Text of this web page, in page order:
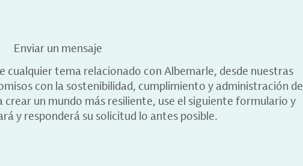
Enviar un mensaje
cualquier tema relacionado con Albemarle, desde nuestras
con la sostenibilidad, cumplimiento y administración de
un mundo más resiliente, use el siguiente formulario y
y responderá su solicitud lo antes posible.